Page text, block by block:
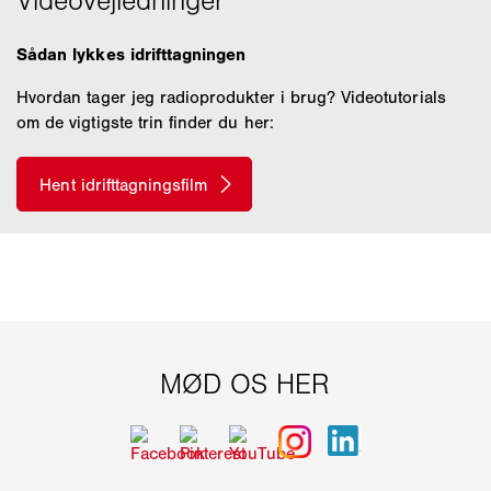
Sådan lykkes idrifttagningen
Hvordan tager jeg radioprodukter i brug? Videotutorials
om de vigtigste trin finder du her: